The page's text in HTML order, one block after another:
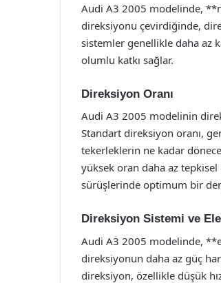
Audi A3 2005 modelinde,
direksiyonu çevirdiğinde,
sistemler genellikle daha az
olumlu katkı sağlar.
Direksiyon Oranı
Audi A3 2005 modelinin
Standart direksiyon oranı,
tekerleklerin ne kadar
yüksek oran daha az
sürüşlerinde optimum bir
Direksiyon Sistemi ve
Audi A3 2005 modelinde,
direksiyonun daha az güç
direksiyon, özellikle düşük